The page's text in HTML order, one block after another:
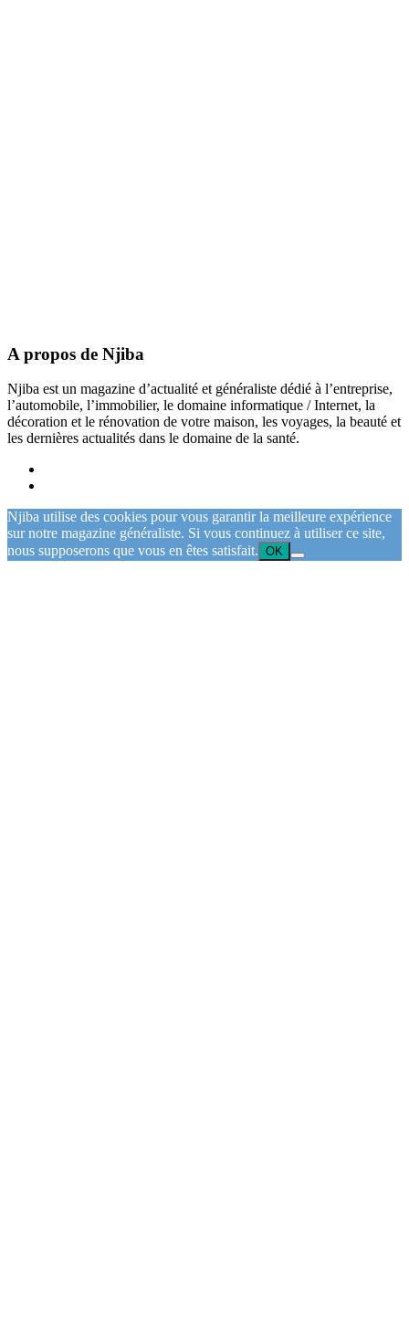
A propos de Njiba
Njiba est un magazine d’actualité et généraliste dédié à l’entreprise,
l’automobile, l’immobilier, le domaine informatique / Internet, la
décoration et le rénovation de votre maison, les voyages, la beauté et
les dernières actualités dans le domaine de la santé.
Njiba utilise des cookies pour vous garantir la meilleure expérience
sur notre magazine généraliste. Si vous continuez à utiliser ce site,
nous supposerons que vous en êtes satisfait. OK